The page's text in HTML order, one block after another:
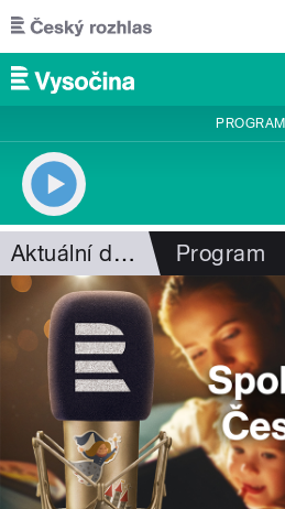
Přejít k hlavnímu obsahu
PROGRAM
Aktuální dění Program